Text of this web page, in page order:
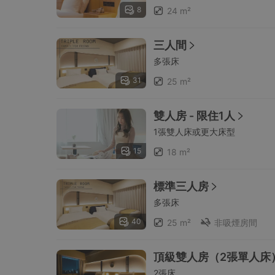
8 24 m²
31
三人間
多張床
25 m²
15
雙人房 - 限住1人
1張雙人床或更大床型
18 m²
40
標準三人房
多張床
25 m²
非吸煙房間
頂級雙人房（2張單人床
2張床